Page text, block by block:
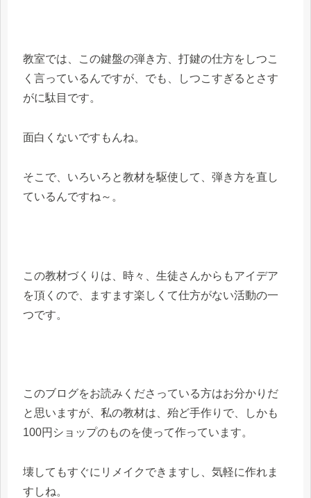
教室では、この鍵盤の弾き方、打鍵の仕方をしつこ
く言っているんですが、でも、しつこすぎるとさす
がに駄目です。
面白くないですもんね。
そこで、いろいろと教材を駆使して、弾き方を直し
ているんですね～。
この教材づくりは、時々、生徒さんからもアイデア
を頂くので、ますます楽しくて仕方がない活動の一
つです。
このブログをお読みくださっている方はお分かりだ
と思いますが、私の教材は、殆ど手作りで、しかも
100円ショップのものを使って作っています。
壊してもすぐにリメイクできますし、気軽に作れま
すしね。